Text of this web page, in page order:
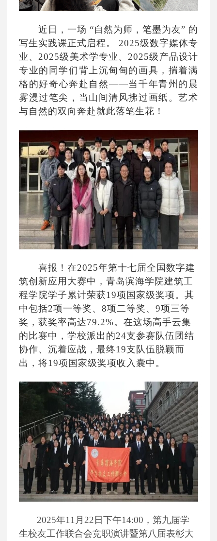
近日，一场 “自然为师，笔墨为友” 的
写生实践课正式启程。 2025级数字媒体专
业、2025级美术学专业、2025级产品设计
专业的同学们背上沉甸甸的画具，揣着满
格的好奇心奔赴自然——当千年青州的晨
雾漫过笔尖，当山间清风拂过画纸。艺术
与自然的双向奔赴就此落笔生花！
喜报！在2025年第十七届全国数字建
筑创新应用大赛中，青岛滨海学院建筑工
程学院学子累计荣获19项国家级奖项。其
中包括2项一等奖、8项二等奖、9项三等
奖，获奖率高达79.2%。在这场高手云集
的比赛中，学校派出的24支参赛队伍团结
协作、沉着应战，最终19支队伍脱颖而
出，将19项国家级奖项收入囊中。
2025年11月22日下午14:00，第九届学
生校友工作联合会竞职演讲暨第八届表彰大